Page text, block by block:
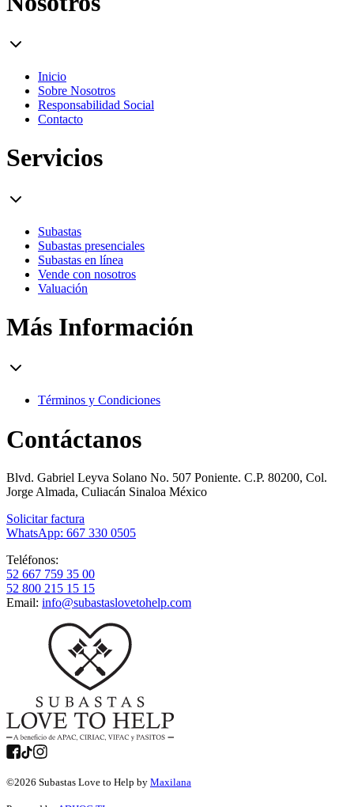
Inicio
Sobre Nosotros
Responsabilidad Social
Contacto
Servicios
Subastas
Subastas presenciales
Subastas en línea
Vende con nosotros
Valuación
Más Información
Términos y Condiciones
Contáctanos
Blvd. Gabriel Leyva Solano No. 507 Poniente. C.P. 80200, Col.
Jorge Almada, Culiacán Sinaloa México
Solicitar factura
WhatsApp: 667 330 0505
Teléfonos:
52 667 759 35 00
52 800 215 15 15
Email: info@subastaslovetohelp.com
©2026 Subastas Love to Help by Maxilana